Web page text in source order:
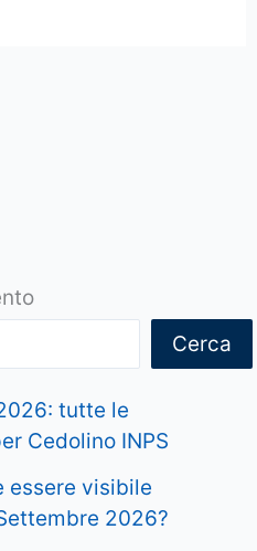
Cerca
tutte le
Cedolino INPS
essere visibile
2026?